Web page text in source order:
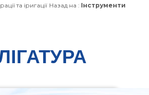
та іригації Назад на : Інструменти